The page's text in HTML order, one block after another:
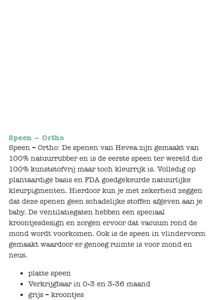
Poppenhuis en accessoires
Huizen en bonusrooms
Badkamer
Keuken
Kinderkamer
Outdoor
Speen – Ortho
Speen – Ortho: De spenen van Hevea zijn gemaakt van
100% natuurrubber en is de eerste speen ter wereld die
100% kunststofvrij maar toch kleurrijk is. Volledig op
plantaardige basis en FDA goedgekeurde natuurlijke
kleurpigmenten. Hierdoor kun je met zekerheid zeggen
dat deze spenen geen schadelijke stoffen afgeven aan je
baby. De ventilatiegaten hebben een speciaal
kroontjesdesign en zorgen ervoor dat vacuum rond de
mond wordt voorkomen. Ook is de speen in vlindervorm
gemaakt waardoor er genoeg ruimte is voor mond en
neus.
platte speen
Verkrijgbaar in 0-3 en 3-36 maand
grijs – kroontjes